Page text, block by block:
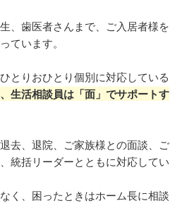
、歯医者さんまで、ご入居者様を
ています。
とりおひとり個別に対応している
生活相談員は「面」でサポートす
去、退院、ご家族様との面談、ご
統括リーダーとともに対応してい
く、困ったときはホーム長に相談